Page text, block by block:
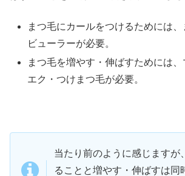
まつ毛にカールをつけるためには、
ビューラーが必要。
まつ毛を増やす・伸ばすためには
エク・つけまつ毛が必要。
当たり前のように感じますが
ることと増やす・伸ばすは同